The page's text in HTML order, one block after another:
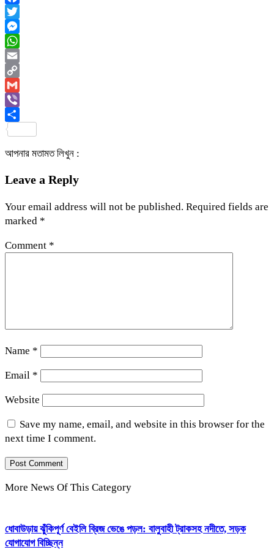
Facebook
Twitter
Messenger
WhatsApp
Email
Copy
Link
Gmail
Viber
আপনার মতামত লিখুন :
Leave a Reply
Your email address will not be published. Required fields are
marked *
Comment *
Name *
Email *
Website
Save my name, email, and website in this browser for the
next time I comment.
More News Of This Category
ধোবাউড়ায় ঝুঁকিপূর্ণ বেইলি ব্রিজ ভেঙে পড়ল: বালুবাহী ট্রাকসহ নদীতে, সড়ক
যোগাযোগ বিচ্ছিন্ন